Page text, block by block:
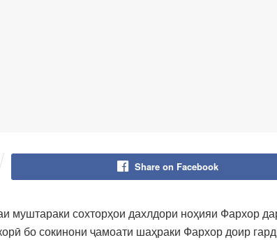
Share on Facebook
муштараки сохторҳои дахлдори ноҳияи Фархор
бо сокинони ҷамоати шаҳраки Фархор доир